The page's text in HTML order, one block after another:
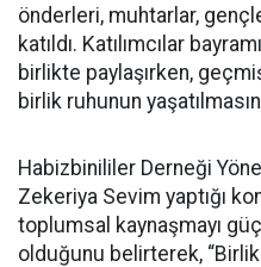
önderleri, muhtarlar,
katıldı. Katılımcılar
birlikte paylaşırken,
birlik ruhunun
Habizbinililer Derneği
Zekeriya Sevim yaptığı
toplumsal kaynaşmayı
olduğunu belirterek,